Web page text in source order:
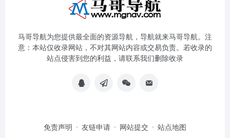
马哥导航为您提供最全面的资源导航，导航就来马哥导航。注
意：本站仅收录网站，不对其网站内容或交易负责。若收录的
站点侵害到您的利益，请联系我们删除收录
免责声明 友链申请 网站提交 站点地图